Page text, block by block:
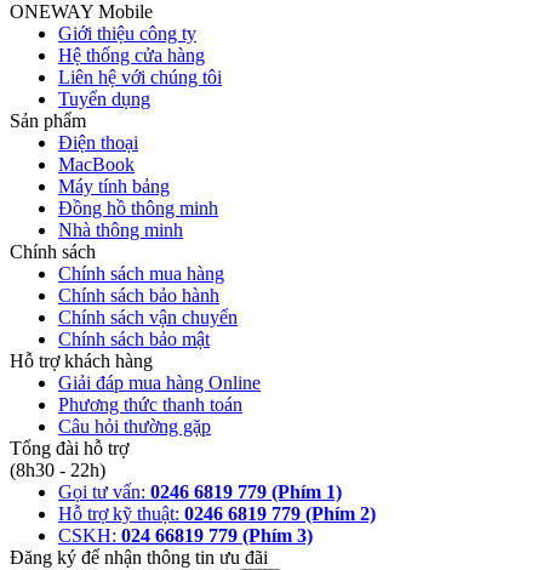
ONEWAY Mobile
Giới thiệu công ty
Hệ thống cửa hàng
Liên hệ với chúng tôi
Tuyển dụng
Sản phẩm
Điện thoại
MacBook
Máy tính bảng
Đồng hồ thông minh
Nhà thông minh
Chính sách
Chính sách mua hàng
Chính sách bảo hành
Chính sách vận chuyển
Chính sách bảo mật
Hỗ trợ khách hàng
Giải đáp mua hàng Online
Phương thức thanh toán
Câu hỏi thường gặp
Tổng đài hỗ trợ
(8h30 - 22h)
Gọi tư vấn: 0246 6819 779 (Phím 1)
Hỗ trợ kỹ thuật: 0246 6819 779 (Phím 2)
CSKH: 024 66819 779 (Phím 3)
Đăng ký để nhận thông tin ưu đãi